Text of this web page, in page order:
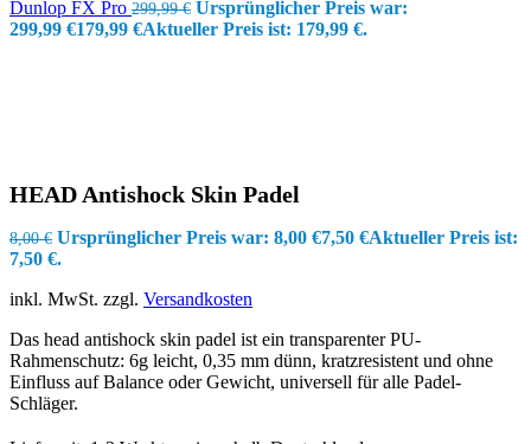
Dunlop FX Pro 299,99€ Ursprünglicher Preis war:
299,99 €179,99 €Aktueller Preis ist: 179,99 €.
HEAD Antishock Skin Padel
8,00€ Ursprünglicher Preis war: 8,00 €7,50 €Aktueller Preis ist:
7,50 €.
inkl. MwSt. zzgl. Versandkosten
Das head antishock skin padel ist ein transparenter PU-
Rahmenschutz: 6g leicht, 0,35 mm dünn, kratzresistent und ohne
Einfluss auf Balance oder Gewicht, universell für alle Padel-
Schläger.